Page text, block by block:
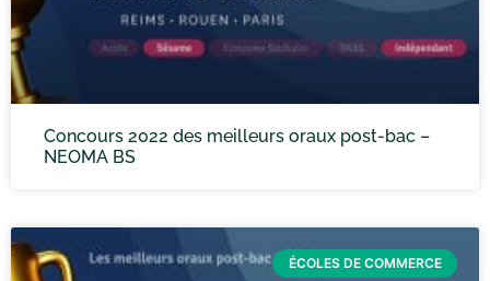
Concours 2022 des meilleurs oraux post-bac –
NEOMA BS
ÉCOLES DE COMMERCE